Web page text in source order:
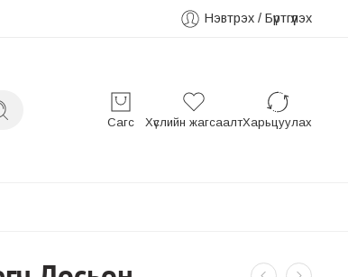
Нэвтрэх / Бүртгүүлэх
Сагс Хүслийн жагсаалтХарьцуулах